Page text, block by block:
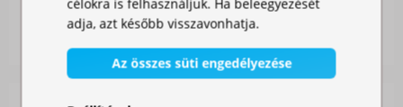
Raktáron
célokra is felhasználjuk. Ha beleegyezését
adja, azt később visszavonhatja.
Az összes süti engedélyezése